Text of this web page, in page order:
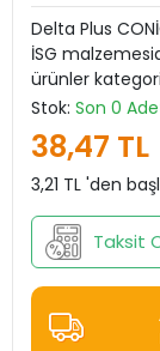
Delta Plus
İSG
ürünler
Stok: Son 0
38,47 TL
3,21 TL 'den
Taksit